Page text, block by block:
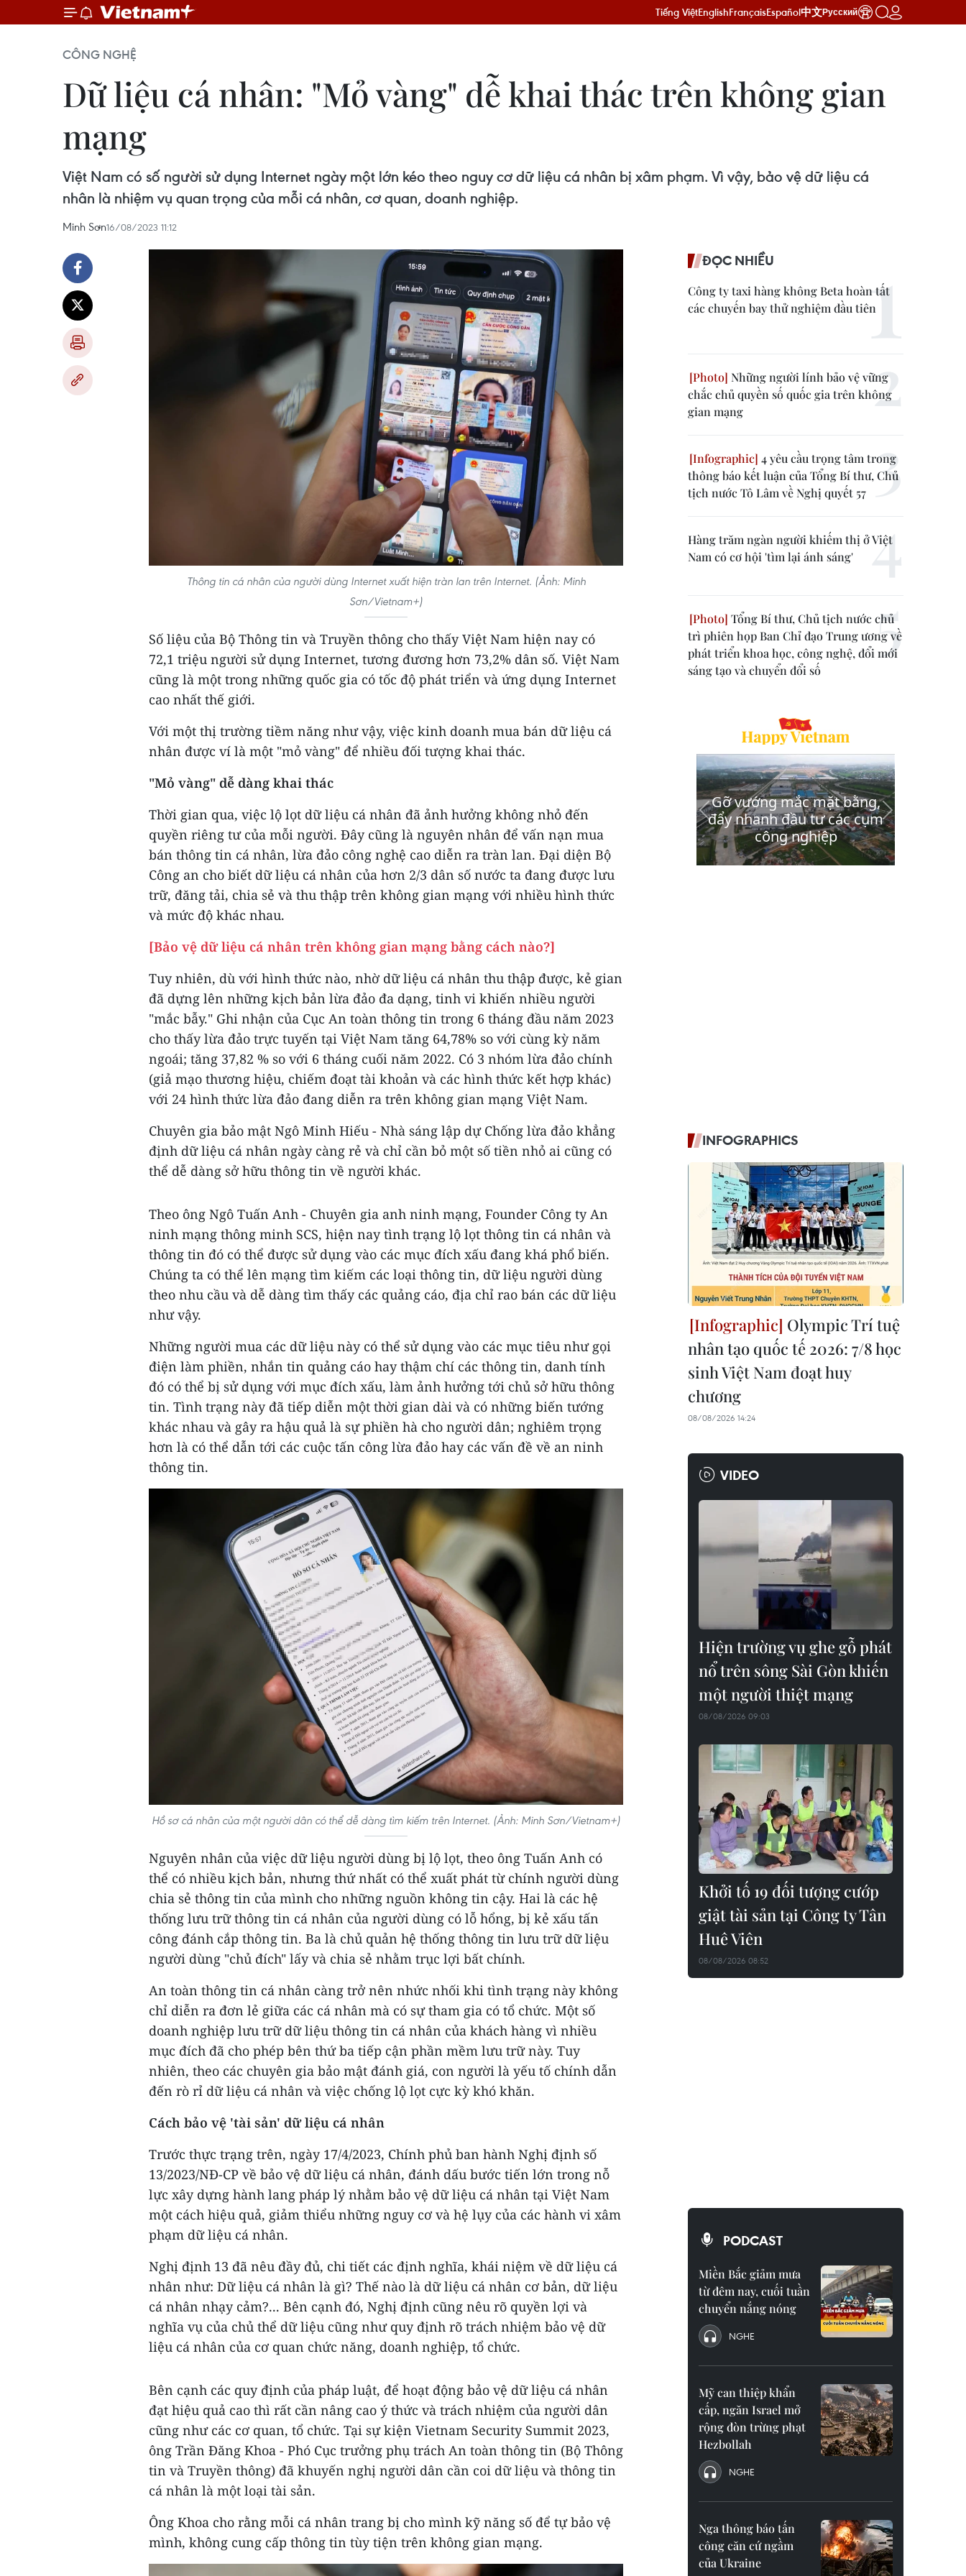
Tiếng ViệtEnglishFrançaisEspañol中文Русский
CÔNG NGHỆ
Dữ liệu cá nhân: "Mỏ vàng" dễ khai thác trên không gian
mạng
Việt Nam có số người sử dụng Internet ngày một lớn kéo theo nguy cơ dữ liệu cá nhân bị xâm phạm. Vì vậy, bảo vệ dữ liệu cá
nhân là nhiệm vụ quan trọng của mỗi cá nhân, cơ quan, doanh nghiệp.
Minh Sơn16/08/2023 11:12
Thông tin cá nhân của người dùng Internet xuất hiện tràn lan trên Internet. (Ảnh: Minh
Sơn/Vietnam+)
Số liệu của Bộ Thông tin và Truyền thông cho thấy Việt Nam hiện nay có
72,1 triệu người sử dụng Internet, tương đương hơn 73,2% dân số. Việt Nam
cũng là một trong những quốc gia có tốc độ phát triển và ứng dụng Internet
cao nhất thế giới.
Với một thị trường tiềm năng như vậy, việc kinh doanh mua bán dữ liệu cá
nhân được ví là một "mỏ vàng" để nhiều đối tượng khai thác.
"Mỏ vàng" dễ dàng khai thác
Thời gian qua, việc lộ lọt dữ liệu cá nhân đã ảnh hưởng không nhỏ đến
quyền riêng tư của mỗi người. Đây cũng là nguyên nhân để vấn nạn mua
bán thông tin cá nhân, lừa đảo công nghệ cao diễn ra tràn lan. Đại diện Bộ
Công an cho biết dữ liệu cá nhân của hơn 2/3 dân số nước ta đang được lưu
trữ, đăng tải, chia sẻ và thu thập trên không gian mạng với nhiều hình thức
và mức độ khác nhau.
[Bảo vệ dữ liệu cá nhân trên không gian mạng bằng cách nào?]
Tuy nhiên, dù với hình thức nào, nhờ dữ liệu cá nhân thu thập được, kẻ gian
đã dựng lên những kịch bản lừa đảo đa dạng, tinh vi khiến nhiều người
"mắc bẫy." Ghi nhận của Cục An toàn thông tin trong 6 tháng đầu năm 2023
cho thấy lừa đảo trực tuyến tại Việt Nam tăng 64,78% so với cùng kỳ năm
ngoái; tăng 37,82 % so với 6 tháng cuối năm 2022. Có 3 nhóm lừa đảo chính
(giả mạo thương hiệu, chiếm đoạt tài khoản và các hình thức kết hợp khác)
với 24 hình thức lừa đảo đang diễn ra trên không gian mạng Việt Nam.
Chuyên gia bảo mật Ngô Minh Hiếu - Nhà sáng lập dự Chống lừa đảo khẳng
định dữ liệu cá nhân ngày càng rẻ và chỉ cần bỏ một số tiền nhỏ ai cũng có
thể dễ dàng sở hữu thông tin về người khác.
Theo ông Ngô Tuấn Anh - Chuyên gia anh ninh mạng, Founder Công ty An
ninh mạng thông minh SCS, hiện nay tình trạng lộ lọt thông tin cá nhân và
thông tin đó có thể được sử dụng vào các mục đích xấu đang khá phổ biến.
Chúng ta có thể lên mạng tìm kiếm các loại thông tin, dữ liệu người dùng
theo nhu cầu và dễ dàng tìm thấy các quảng cáo, địa chỉ rao bán các dữ liệu
như vậy.
Những người mua các dữ liệu này có thể sử dụng vào các mục tiêu như gọi
điện làm phiền, nhắn tin quảng cáo hay thậm chí các thông tin, danh tính
đó có thể bị sử dụng với mục đích xấu, làm ảnh hưởng tới chủ sở hữu thông
tin. Tình trạng này đã tiếp diễn một thời gian dài và có những biến tướng
khác nhau và gây ra hậu quả là sự phiền hà cho người dân; nghiêm trọng
hơn là có thể dẫn tới các cuộc tấn công lừa đảo hay các vấn đề về an ninh
thông tin.
Hồ sơ cá nhân của một người dân có thể dễ dàng tìm kiếm trên Internet. (Ảnh: Minh Sơn/Vietnam+)
Nguyên nhân của việc dữ liệu người dùng bị lộ lọt, theo ông Tuấn Anh có
thể có nhiều kịch bản, nhưng thứ nhất có thể xuất phát từ chính người dùng
chia sẻ thông tin của mình cho những nguồn không tin cậy. Hai là các hệ
thống lưu trữ thông tin cá nhân của người dùng có lỗ hổng, bị kẻ xấu tấn
công đánh cắp thông tin. Ba là chủ quản hệ thống thông tin lưu trữ dữ liệu
người dùng "chủ đích" lấy và chia sẻ nhằm trục lợi bất chính.
An toàn thông tin cá nhân càng trở nên nhức nhối khi tình trạng này không
chỉ diễn ra đơn lẻ giữa các cá nhân mà có sự tham gia có tổ chức. Một số
doanh nghiệp lưu trữ dữ liệu thông tin cá nhân của khách hàng vì nhiều
mục đích đã cho phép bên thứ ba tiếp cận phần mềm lưu trữ này. Tuy
nhiên, theo các chuyên gia bảo mật đánh giá, con người là yếu tố chính dẫn
đến rò rỉ dữ liệu cá nhân và việc chống lộ lọt cực kỳ khó khăn.
Cách bảo vệ 'tài sản' dữ liệu cá nhân
Trước thực trạng trên, ngày 17/4/2023, Chính phủ ban hành Nghị định số
13/2023/NĐ-CP về bảo vệ dữ liệu cá nhân, đánh dấu bước tiến lớn trong nỗ
lực xây dựng hành lang pháp lý nhằm bảo vệ dữ liệu cá nhân tại Việt Nam
một cách hiệu quả, giảm thiểu những nguy cơ và hệ lụy của các hành vi xâm
phạm dữ liệu cá nhân.
Nghị định 13 đã nêu đầy đủ, chi tiết các định nghĩa, khái niệm về dữ liệu cá
nhân như: Dữ liệu cá nhân là gì? Thế nào là dữ liệu cá nhân cơ bản, dữ liệu
cá nhân nhạy cảm?... Bên cạnh đó, Nghị định cũng nêu rõ quyền lợi và
nghĩa vụ của chủ thể dữ liệu cũng như quy định rõ trách nhiệm bảo vệ dữ
liệu cá nhân của cơ quan chức năng, doanh nghiệp, tổ chức.
Bên cạnh các quy định của pháp luật, để hoạt động bảo vệ dữ liệu cá nhân
đạt hiệu quả cao thì rất cần nâng cao ý thức và trách nhiệm của người dân
cũng như các cơ quan, tổ chức. Tại sự kiện Vietnam Security Summit 2023,
ông Trần Đăng Khoa - Phó Cục trưởng phụ trách An toàn thông tin (Bộ Thông
tin và Truyền thông) đã khuyến nghị người dân cần coi dữ liệu và thông tin
cá nhân là một loại tài sản.
Ông Khoa cho rằng mỗi cá nhân trang bị cho mình kỹ năng số để tự bảo vệ
mình, không cung cấp thông tin tùy tiện trên không gian mạng.
ĐỌC NHIỀU
Công ty taxi hàng không Beta hoàn tất
các chuyến bay thử nghiệm đầu tiên
Những người lính bảo vệ vững
chắc chủ quyền số quốc gia trên không
gian mạng
4 yêu cầu trọng tâm trong
thông báo kết luận của Tổng Bí thư, Chủ
tịch nước Tô Lâm về Nghị quyết 57
Hàng trăm ngàn người khiếm thị ở Việt
Nam có cơ hội 'tìm lại ánh sáng'
Tổng Bí thư, Chủ tịch nước chủ
trì phiên họp Ban Chỉ đạo Trung ương về
phát triển khoa học, công nghệ, đổi mới
sáng tạo và chuyển đổi số
INFOGRAPHICS
Olympic Trí tuệ
nhân tạo quốc tế 2026: 7/8 học
sinh Việt Nam đoạt huy
chương
08/08/2026 14:24
VIDEO
Hiện trường vụ ghe gỗ phát
nổ trên sông Sài Gòn khiến
một người thiệt mạng
08/08/2026 09:03
Khởi tố 19 đối tượng cướp
giật tài sản tại Công ty Tân
Huê Viên
08/08/2026 08:52
PODCAST
Miền Bắc giảm mưa
từ đêm nay, cuối tuần
chuyển nắng nóng
NGHE
Mỹ can thiệp khẩn
cấp, ngăn Israel mở
rộng đòn trừng phạt
Hezbollah
NGHE
Nga thông báo tấn
công căn cứ ngầm
của Ukraine